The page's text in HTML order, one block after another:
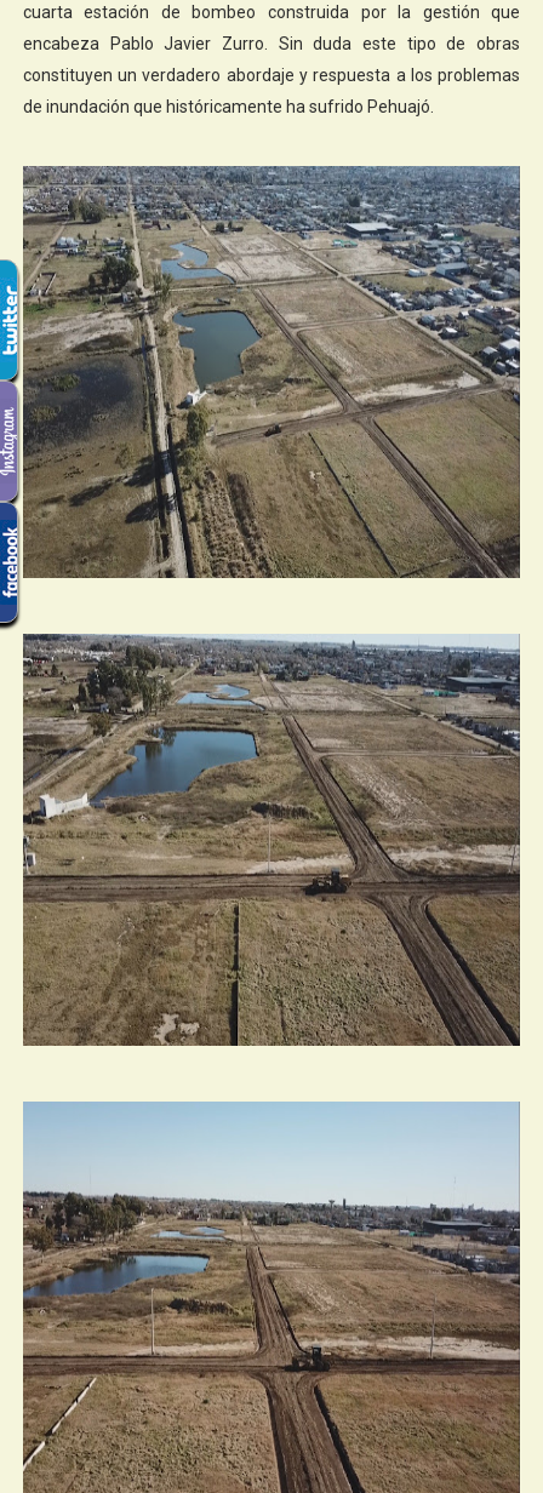
cuarta estación de bombeo construida por la gestión que
encabeza Pablo Javier Zurro. Sin duda este tipo de obras
constituyen un verdadero abordaje y respuesta a los problemas
de inundación que históricamente ha sufrido Pehuajó.